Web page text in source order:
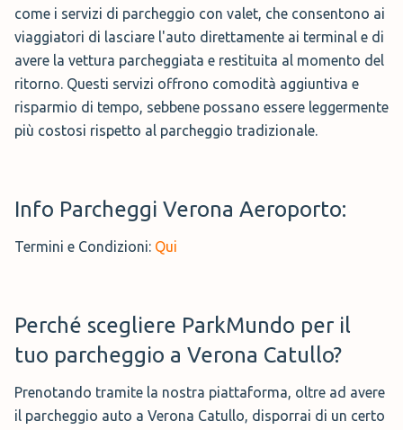
come i servizi di parcheggio con valet, che consentono ai
viaggiatori di lasciare l'auto direttamente ai terminal e di
avere la vettura parcheggiata e restituita al momento del
ritorno. Questi servizi offrono comodità aggiuntiva e
risparmio di tempo, sebbene possano essere leggermente
più costosi rispetto al parcheggio tradizionale.
Info Parcheggi Verona Aeroporto:
Termini e Condizioni: Qui
Perché scegliere ParkMundo per il
tuo parcheggio a Verona Catullo?
Prenotando tramite la nostra piattaforma, oltre ad avere
il parcheggio auto a Verona Catullo, disporrai di un certo